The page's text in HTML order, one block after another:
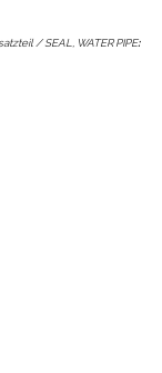
/ SEAL, WATER PIPE: